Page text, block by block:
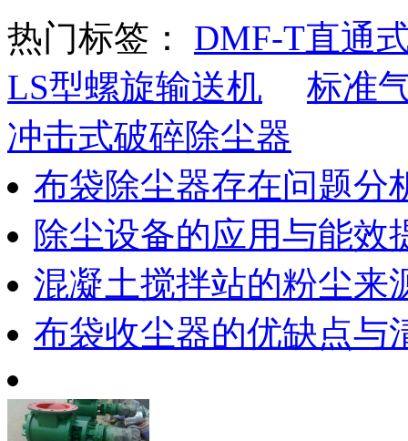
热门标签： DMF-T直通
LS型螺旋输送机
标准
冲击式破碎除尘器
布袋除尘器存在问题分
除尘设备的应用与能效
混凝土搅拌站的粉尘来
布袋收尘器的优缺点与